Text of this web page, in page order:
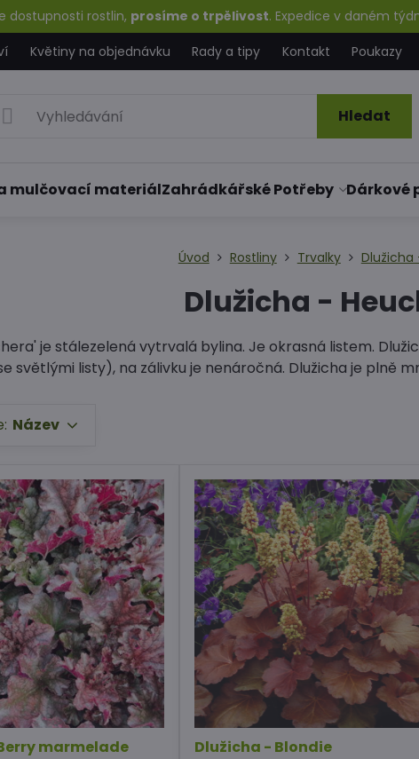
dostupnosti rostlin, prosíme o trpělivost. Expedice v daném
Květiny na objednávku Rady a tipy Kontakt Poukazy
Hledat
mulčovací materiálZahrádkářské Potřeby Dárkové
Úvod Rostliny Trvalky Dlužicha
Dlužicha -
je stálezelená vytrvalá bylina. Je okrasná listem.
světlými listy), na zálivku je nenáročná. Dlužicha je plně
Název
marmelade Dlužicha - Blondie